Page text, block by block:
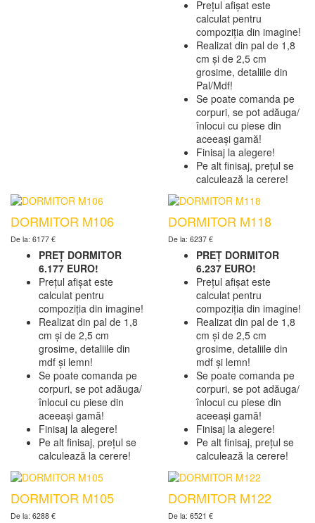
Prețul afișat este
calculat pentru
compoziția din imagine!
Realizat din pal de 1,8
cm și de 2,5 cm
grosime, detaliile din
Pal/Mdf!
Se poate comanda pe
corpuri, se pot adăuga/
înlocui cu piese din
aceeași gamă!
Finisaj la alegere!
Pe alt finisaj, prețul se
calculează la cerere!
DORMITOR M106
De la: 6177 €
PREȚ DORMITOR
6.177 EURO!
Prețul afișat este
calculat pentru
compoziția din imagine!
Realizat din pal de 1,8
cm și de 2,5 cm
grosime, detaliile din
mdf și lemn!
Se poate comanda pe
corpuri, se pot adăuga/
înlocui cu piese din
aceeași gamă!
Finisaj la alegere!
Pe alt finisaj, prețul se
calculează la cerere!
DORMITOR M118
De la: 6237 €
PREȚ DORMITOR
6.237 EURO!
Prețul afișat este
calculat pentru
compoziția din imagine!
Realizat din pal de 1,8
cm și de 2,5 cm
grosime, detaliile din
mdf și lemn!
Se poate comanda pe
corpuri, se pot adăuga/
înlocui cu piese din
aceeași gamă!
Finisaj la alegere!
Pe alt finisaj, prețul se
calculează la cerere!
DORMITOR M105
De la: 6288 €
DORMITOR M122
De la: 6521 €